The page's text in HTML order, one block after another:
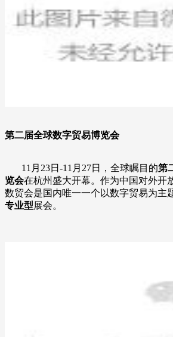
第二届全球数字贸易博览会
11月23日-11月27日，全球瞩目的第
览会在杭州盛大开幕。作为中国对外开
数贸会是国内唯一一个以数字贸易为主
专业型展会。